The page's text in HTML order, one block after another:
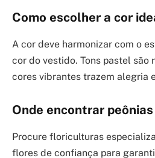
Como escolher a cor
A cor deve harmonizar com o
cor do vestido. Tons pastel são
cores vibrantes trazem alegria
Onde encontrar
Procure floriculturas
flores de confiança para